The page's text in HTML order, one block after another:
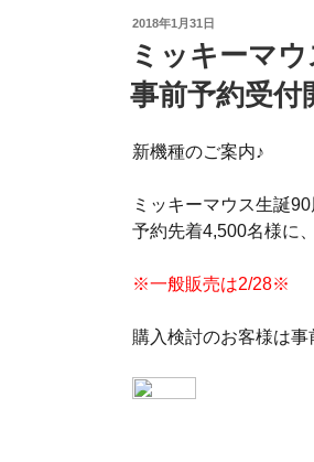
投
日:
2018年1月31日
ミッキーマ
事前予約受付
新機種のご案内♪
ミッキーマウス生誕
予約先着4,500名様に
※一般販売は2/28※
購入検討のお客様は事